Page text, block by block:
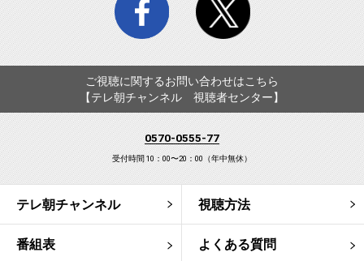
ご視聴に関するお問い合わせはこちら
【テレ朝チャンネル 視聴者センター】
0570-0555-77
受付時間 10：00〜20：00（年中無休）
テレ朝チャンネル 視聴方法
番組表 よくある質問